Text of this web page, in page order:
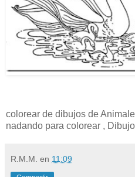
colorear de dibujos de
nadando para colorear ,
R.M.M. en 11:09